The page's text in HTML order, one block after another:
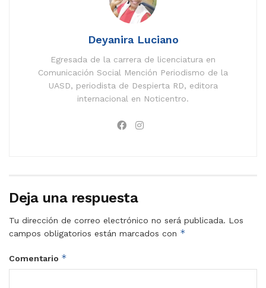
Deyanira Luciano
Egresada de la carrera de licenciatura en
Comunicación Social Mención Periodismo de la
UASD, periodista de Despierta RD, editora
internacional en Noticentro.
Deja una respuesta
Tu dirección de correo electrónico no será publicada. Los
campos obligatorios están marcados con *
Comentario *